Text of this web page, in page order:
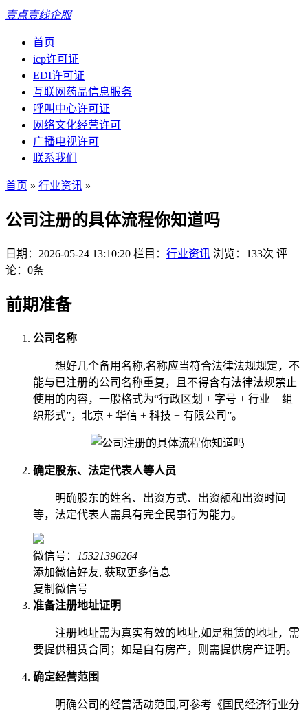
壹点壹线企服
首页
icp许可证
EDI许可证
互联网药品信息服务
呼叫中心许可证
网络文化经营许可
广播电视许可
联系我们
首页 » 行业资讯 »
公司注册的具体流程你知道吗
日期：2026-05-24 13:10:20 栏目： 行业资讯 浏览：133次 评
论：0条
前期准备
公司名称
想好几个备用名称,名称应当符合法律法规规定，不
能与已注册的公司名称重复，且不得含有法律法规禁止
使用的内容，一般格式为“行政区划 + 字号 + 行业 + 组
织形式”，北京 + 华信 + 科技 + 有限公司”。
确定股东、法定代表人等人员
明确股东的姓名、出资方式、出资额和出资时间
等，法定代表人需具有完全民事行为能力。
微信号：
15321396264
添加微信好友, 获取更多信息
复制微信号
准备注册地址证明
注册地址需为真实有效的地址,如是租赁的地址，需
要提供租赁合同；如是自有房产，则需提供房产证明。
确定经营范围
明确公司的经营活动范围,可参考《国民经济行业分